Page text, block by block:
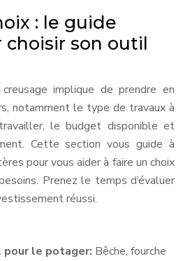
: le guide
son outil
implique de prendre en
notamment le type de travaux à
le budget disponible et
Cette section vous guide à
pour vous aider à faire un choix
Prenez le temps d’évaluer
réussi.
pour le potager: Bêche, fourche